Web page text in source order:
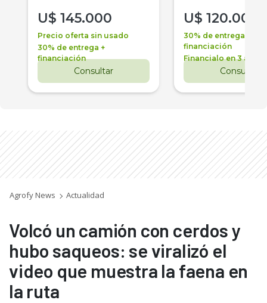
U$ 145.000
Precio oferta sin usado
30% de entrega +
financiación
Consultar
U$ 120.000
30% de entrega +
financiación
Financialo en 3 años
Consultar
Agrofy News Actualidad
Volcó un camión con cerdos y
hubo saqueos: se viralizó el
video que muestra la faena en
la ruta